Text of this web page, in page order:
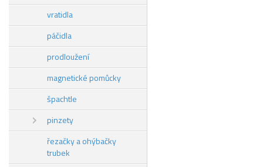
vratidla
páčidla
prodloužení
magnetické pomůcky
špachtle
pinzety
řezačky a ohýbačky
trubek